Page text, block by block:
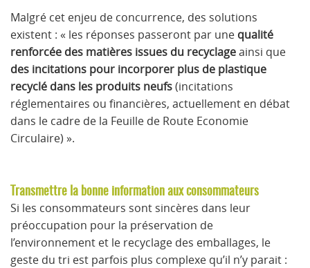
Malgré cet enjeu de concurrence, des solutions
existent : « les réponses passeront par une qualité
renforcée des matières issues du recyclageainsi que
des incitations pour incorporer plus de plastique
recyclé dans les produits neufs(incitations
réglementaires ou financières, actuellement en débat
dans le cadre de la Feuille de Route Economie
Circulaire) ».
Transmettre la bonne information aux consommateurs
Si les consommateurs sont sincères dans leur
préoccupation pour la préservation de
l’environnement et le recyclage des emballages, le
geste du tri est parfois plus complexe qu’il n’y parait :